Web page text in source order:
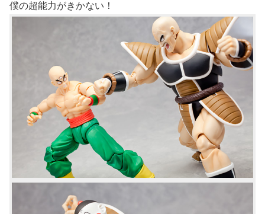
僕の超能力がきかない！